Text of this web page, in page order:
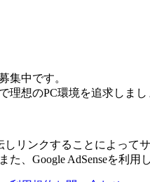
集中です。
理想のPC環境を追求しまし
しリンクすることによっ
た、Google AdSenseを利